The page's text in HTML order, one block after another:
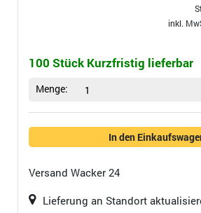
inkl.
100 Stück Kurzfristig lieferbar
Menge: 1
In den
Versand Wacker 24
Lieferung an Standort